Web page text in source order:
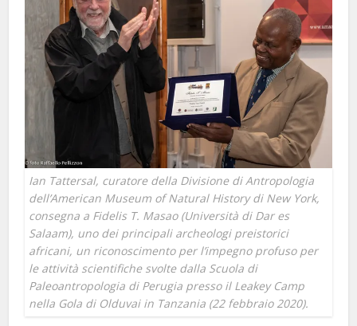
Ian Tattersal, curatore della Divisione di Antropologia
dell’American Museum of Natural History di New York,
consegna a Fidelis T. Masao (Università di Dar es
Salaam), uno dei principali archeologi preistorici
africani, un riconoscimento per l’impegno profuso per
le attività scientifiche svolte dalla Scuola di
Paleoantropologia di Perugia presso il Leakey Camp
nella Gola di Olduvai in Tanzania (22 febbraio 2020).